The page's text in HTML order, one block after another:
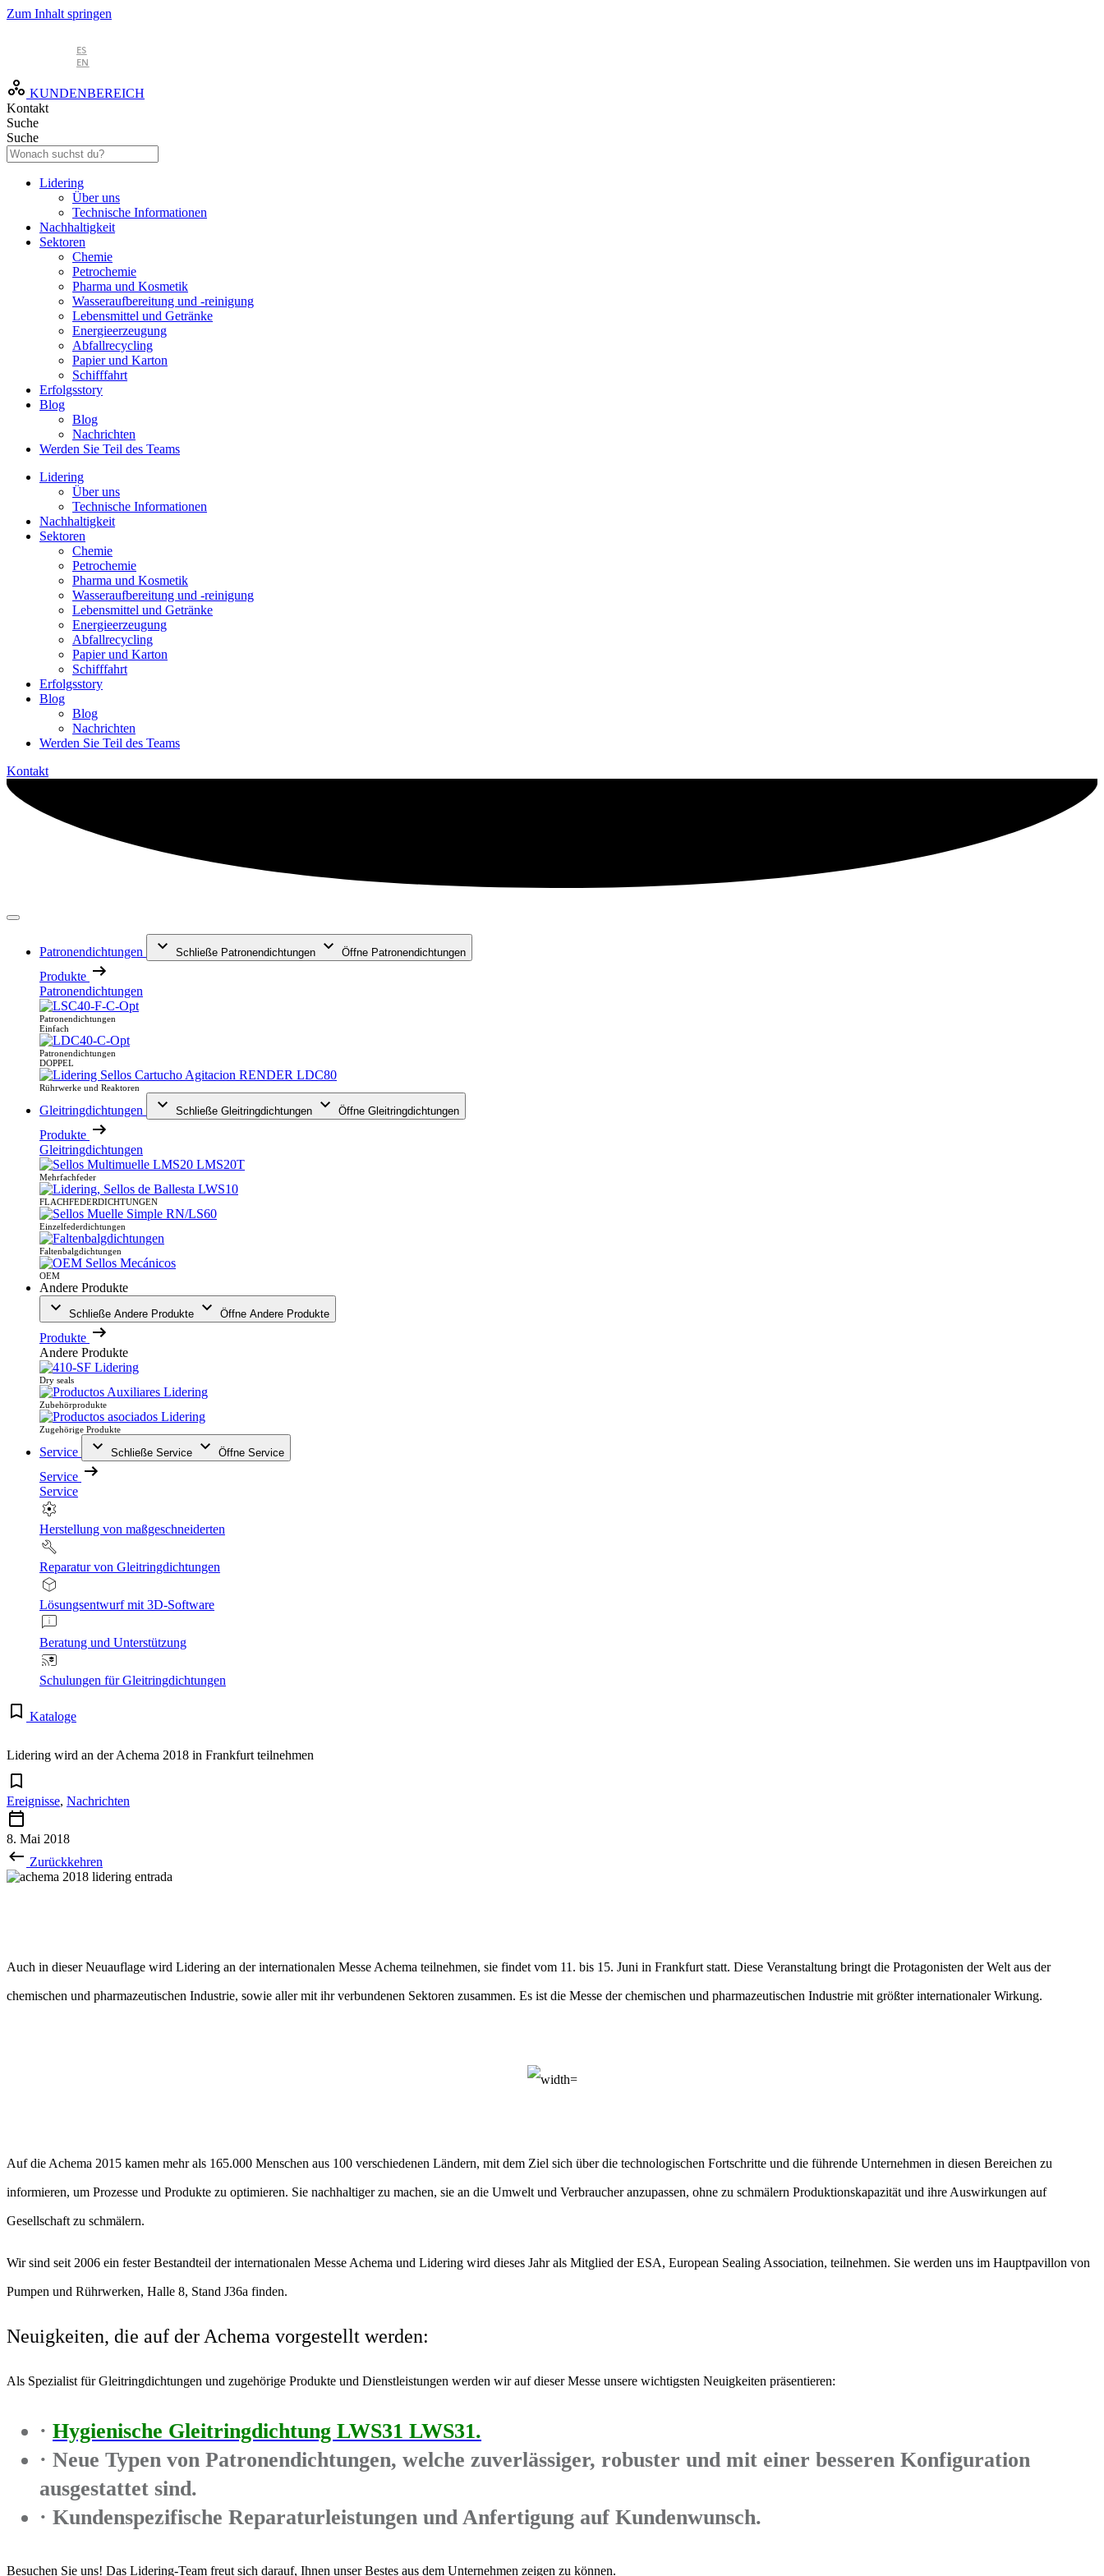
Zum Inhalt springen
ES
EN
KUNDENBEREICH
Kontakt
Suche
Suche
Lidering
Über uns
Technische Informationen
Nachhaltigkeit
Sektoren
Chemie
Petrochemie
Pharma und Kosmetik
Wasseraufbereitung und -reinigung
Lebensmittel und Getränke
Energieerzeugung
Abfallrecycling
Papier und Karton
Schifffahrt
Erfolgsstory
Blog
Blog
Nachrichten
Werden Sie Teil des Teams
Lidering
Über uns
Technische Informationen
Nachhaltigkeit
Sektoren
Chemie
Petrochemie
Pharma und Kosmetik
Wasseraufbereitung und -reinigung
Lebensmittel und Getränke
Energieerzeugung
Abfallrecycling
Papier und Karton
Schifffahrt
Erfolgsstory
Blog
Blog
Nachrichten
Werden Sie Teil des Teams
Kontakt
Patronendichtungen Schließe Patronendichtungen Öffne Patronendichtungen
Produkte
Patronendichtungen
Patronendichtungen
Einfach
Patronendichtungen
DOPPEL
Rührwerke und Reaktoren
Gleitringdichtungen Schließe Gleitringdichtungen Öffne Gleitringdichtungen
Produkte
Gleitringdichtungen
Mehrfachfeder
FLACHFEDERDICHTUNGEN
Einzelfederdichtungen
Faltenbalgdichtungen
OEM
Andere Produkte
Schließe Andere Produkte Öffne Andere Produkte
Produkte
Andere Produkte
Dry seals
Zubehörprodukte
Zugehörige Produkte
Service Schließe Service Öffne Service
Service
Service
Herstellung von maßgeschneiderten
Reparatur von Gleitringdichtungen
Lösungsentwurf mit 3D-Software
Beratung und Unterstützung
Schulungen für Gleitringdichtungen
Kataloge
Lidering wird an der Achema 2018 in Frankfurt teilnehmen
Ereignisse, Nachrichten
8. Mai 2018
Zurückkehren
Auch in dieser Neuauflage wird Lidering an der internationalen Messe Achema teilnehmen, sie findet vom 11. bis 15. Juni in Frankfurt statt. Diese Veranstaltung bringt die Protagonisten der Welt aus der
chemischen und pharmazeutischen Industrie, sowie aller mit ihr verbundenen Sektoren zusammen. Es ist die Messe der chemischen und pharmazeutischen Industrie mit größter internationaler Wirkung.
Auf die Achema 2015 kamen mehr als 165.000 Menschen aus 100 verschiedenen Ländern, mit dem Ziel sich über die technologischen Fortschritte und die führende Unternehmen in diesen Bereichen zu
informieren, um Prozesse und Produkte zu optimieren. Sie nachhaltiger zu machen, sie an die Umwelt und Verbraucher anzupassen, ohne zu schmälern Produktionskapazität und ihre Auswirkungen auf
Gesellschaft zu schmälern.
Wir sind seit 2006 ein fester Bestandteil der internationalen Messe Achema und Lidering wird dieses Jahr als Mitglied der ESA, European Sealing Association, teilnehmen. Sie werden uns im Hauptpavillon von
Pumpen und Rührwerken, Halle 8, Stand J36a finden.
Neuigkeiten, die auf der Achema vorgestellt werden:
Als Spezialist für Gleitringdichtungen und zugehörige Produkte und Dienstleistungen werden wir auf dieser Messe unsere wichtigsten Neuigkeiten präsentieren:
· Hygienische Gleitringdichtung LWS31 LWS31.
· Neue Typen von Patronendichtungen, welche zuverlässiger, robuster und mit einer besseren Konfiguration
ausgestattet sind.
· Kundenspezifische Reparaturleistungen und Anfertigung auf Kundenwunsch.
Besuchen Sie uns! Das Lidering-Team freut sich darauf, Ihnen unser Bestes aus dem Unternehmen zeigen zu können.